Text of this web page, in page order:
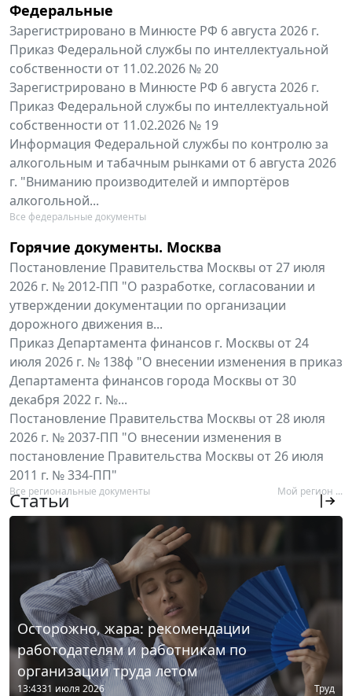
Федеральные
Зарегистрировано в Минюсте РФ 6 августа 2026 г.
Приказ Федеральной службы по интеллектуальной
собственности от 11.02.2026 № 20
Зарегистрировано в Минюсте РФ 6 августа 2026 г.
Приказ Федеральной службы по интеллектуальной
собственности от 11.02.2026 № 19
Информация Федеральной службы по контролю за
алкогольным и табачным рынками от 6 августа 2026
г. "Вниманию производителей и импортёров
алкогольной...
Все федеральные документы
Горячие документы. Москва
Постановление Правительства Москвы от 27 июля
2026 г. № 2012-ПП "О разработке, согласовании и
утверждении документации по организации
дорожного движения в...
Приказ Департамента финансов г. Москвы от 24
июля 2026 г. № 138ф "О внесении изменения в приказ
Департамента финансов города Москвы от 30
декабря 2022 г. №...
Постановление Правительства Москвы от 28 июля
2026 г. № 2037-ПП "О внесении изменения в
постановление Правительства Москвы от 26 июля
2011 г. № 334-ПП"
Все региональные документы Мой регион ...
Статьи
Осторожно, жара: рекомендации
работодателям и работникам по
организации труда летом
13:4331 июля 2026 Труд